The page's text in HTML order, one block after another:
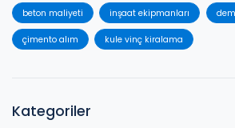
beton maliyeti inşaat ekipmanları
çimento alım kule vinç kiralama
Kategoriler